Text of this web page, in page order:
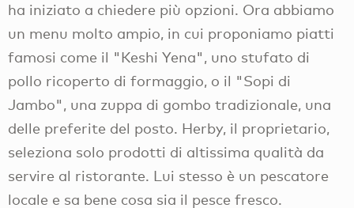
ha iniziato a chiedere più opzioni. Ora abbiamo
un menu molto ampio, in cui proponiamo piatti
famosi come il "Keshi Yena", uno stufato di
pollo ricoperto di formaggio, o il "Sopi di
Jambo", una zuppa di gombo tradizionale, una
delle preferite del posto. Herby, il proprietario,
seleziona solo prodotti di altissima qualità da
servire al ristorante. Lui stesso è un pescatore
locale e sa bene cosa sia il pesce fresco.